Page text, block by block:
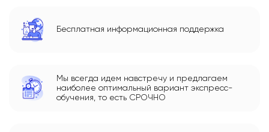
Бесплатная информационная поддержка
Мы всегда идем навстречу и предлагаем
наиболее оптимальный вариант экспресс-
обучения, то есть СРОЧНО